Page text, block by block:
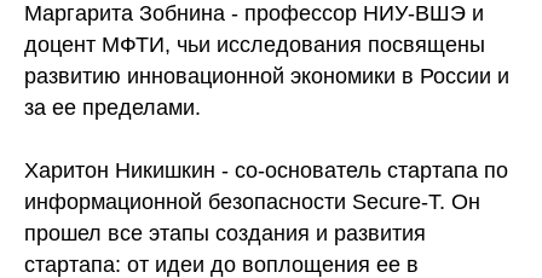
Маргарита Зобнина - профессор НИУ-ВШЭ и
доцент МФТИ, чьи исследования посвящены
развитию инновационной экономики в России и
за ее пределами.
Харитон Никишкин - со-основатель стартапа по
информационной безопасности Secure-T. Он
прошел все этапы создания и развития
стартапа: от идеи до воплощения ее в